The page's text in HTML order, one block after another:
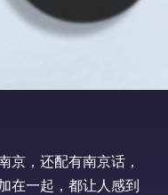
京，还配有南京话，
在一起，都让人感到